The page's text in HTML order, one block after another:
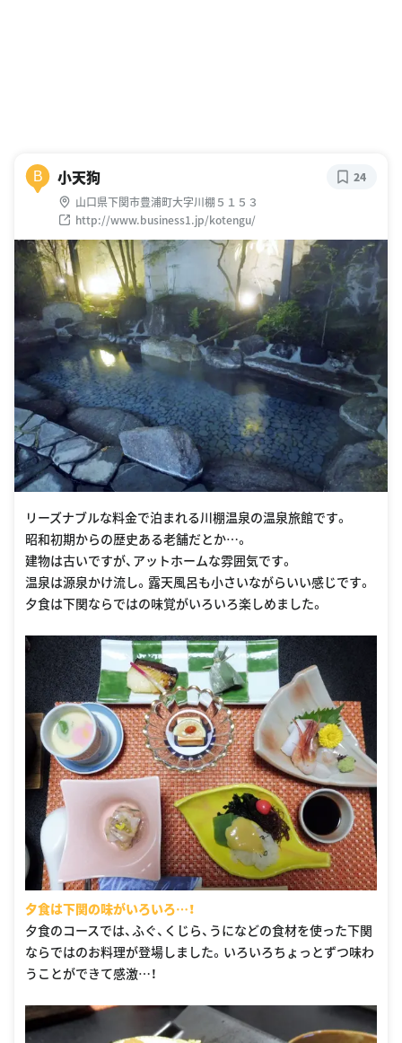
B 小天狗
山口県下関市豊浦町大字川棚５１５３
http://www.business1.jp/kotengu/
24
リーズナブルな料金で泊まれる川棚温泉の温泉旅館です。
昭和初期からの歴史ある老舗だとか…。
建物は古いですが、アットホームな雰囲気です。
温泉は源泉かけ流し。露天風呂も小さいながらいい感じです。
夕食は下関ならではの味覚がいろいろ楽しめました。
夕食は下関の味がいろいろ…！
夕食のコースでは、ふぐ、くじら、うになどの食材を使った下関
ならではのお料理が登場しました。いろいろちょっとずつ味わ
うことができて感激…！